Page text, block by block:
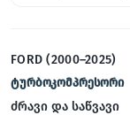
FORD (2000–2025)
ტურბოკომპრესორი
ძრავი და საწვავი